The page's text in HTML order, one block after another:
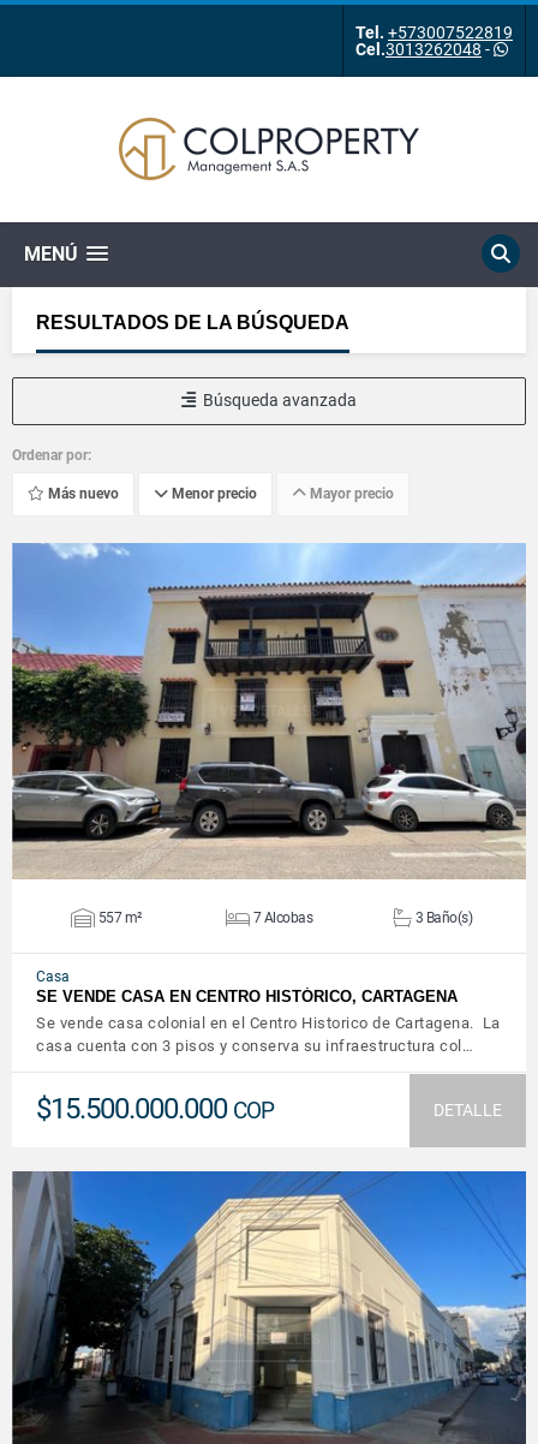
Tel. +573007522819
Cel.3013262048 -
MENÚ
RESULTADOS DE LA BÚSQUEDA
Búsqueda avanzada
Ordenar por:
Más nuevo Menor precio Mayor precio
VER DETALLES
557 m² 7 Alcobas 3 Baño(s)
Casa
SE VENDE CASA EN CENTRO HISTÓRICO, CARTAGENA
Se vende casa colonial en el Centro Historico de Cartagena. La
casa cuenta con 3 pisos y conserva su infraestructura col…
$15.500.000.000 COP DETALLE
VER DETALLES